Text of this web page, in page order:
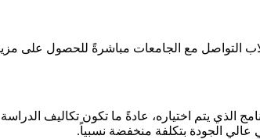
مع الجامعات مباشرةً للحصول على
يتم اختياره، عادةً ما تكون تكاليف الدراسة
عالي الجودة بتكلفة منخفضة نسبياً.